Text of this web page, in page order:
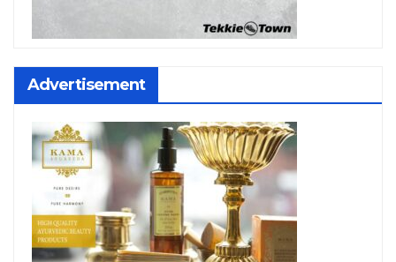
Advertisement